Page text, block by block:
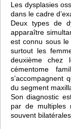
Les dysplasies
dans le cadre
Deux types de
apparaître
est connu sous
surtout les
deuxième
cémentome
s’accompagnent
du segment
Son diagnostic
par de multiples
souvent